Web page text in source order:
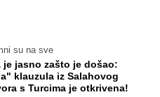
su na sve
je jasno zašto je došao:
klauzula iz Salahovog
s Turcima je otkrivena!